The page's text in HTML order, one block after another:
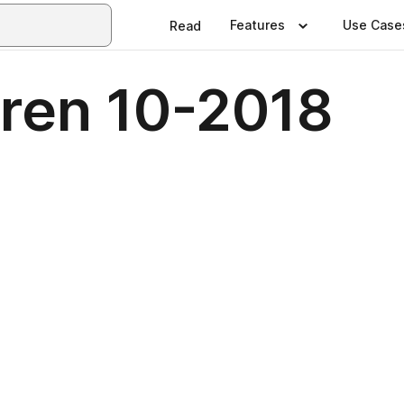
Read Features Use
10-2018